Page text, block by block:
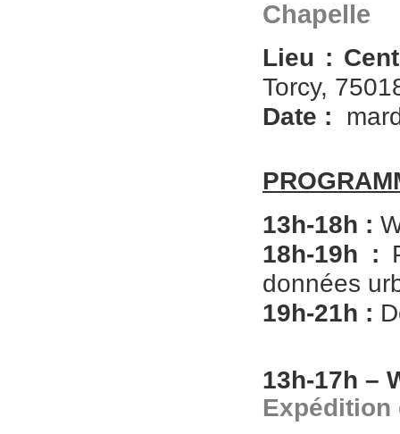
Chapelle
Lieu :
Torcy,
Date :
13h-18h :
18h-19h :
données
19h-21h :
13h-17h –
Expédition